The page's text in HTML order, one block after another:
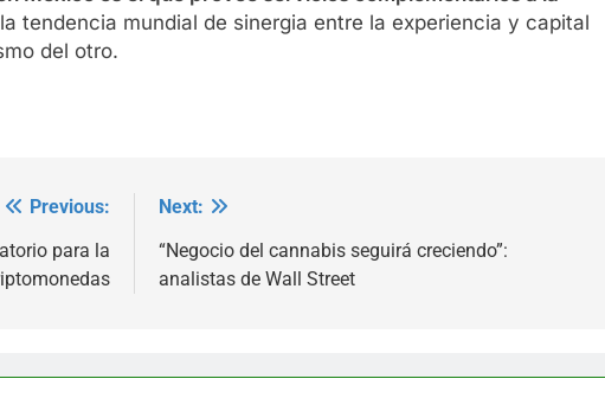
tendencia mundial de sinergia entre la experiencia y capital
del otro.
Previous:
para la
Next:
“Negocio del cannabis seguirá creciendo”:
analistas de Wall Street